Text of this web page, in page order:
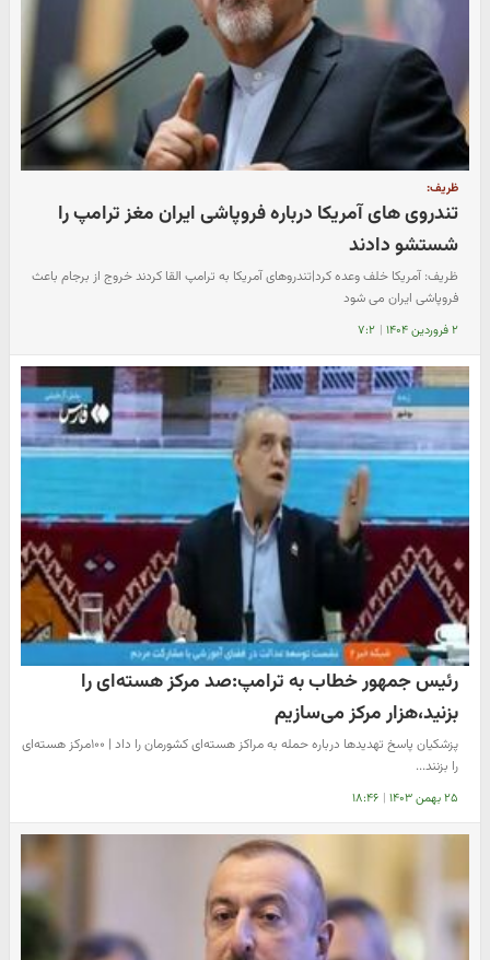
ظریف:
تندروی های آمریکا درباره فروپاشی ایران مغز ترامپ را
شستشو دادند
ظریف: آمریکا خلف وعده کرد|تندروهای آمریکا به ترامپ القا کردند خروج از برجام باعث
فروپاشی ایران می شود
۲ فروردین ۱۴۰۴ | ۷:۲
رئیس جمهور خطاب به ترامپ:صد مرکز هسته‌ای را
بزنید،هزار مرکز می‌سازیم
پزشکیان پاسخ تهدیدها درباره حمله به مراکز هسته‌ای کشورمان را داد | ۱۰۰مرکز هسته‌ای
را بزنند...
۲۵ بهمن ۱۴۰۳ | ۱۸:۴۶